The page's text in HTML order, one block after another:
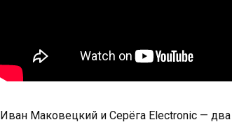
Иван Маковецкий и Серёга Electronic —